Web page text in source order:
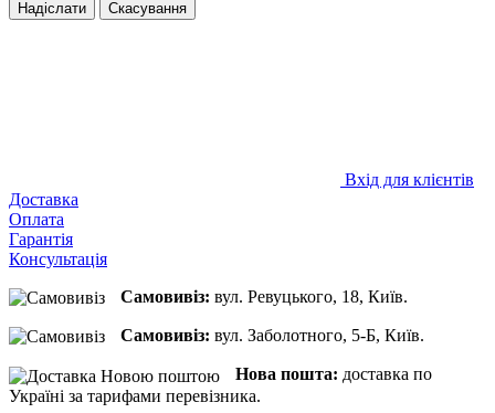
Надіслати Скасування
Вхід для клієнтів
Доставка
Оплата
Гарантія
Консультація
Самовивіз: вул. Ревуцького, 18, Київ.
Самовивіз: вул. Заболотного, 5-Б, Київ.
Нова пошта: доставка по
Україні за тарифами перевізника.